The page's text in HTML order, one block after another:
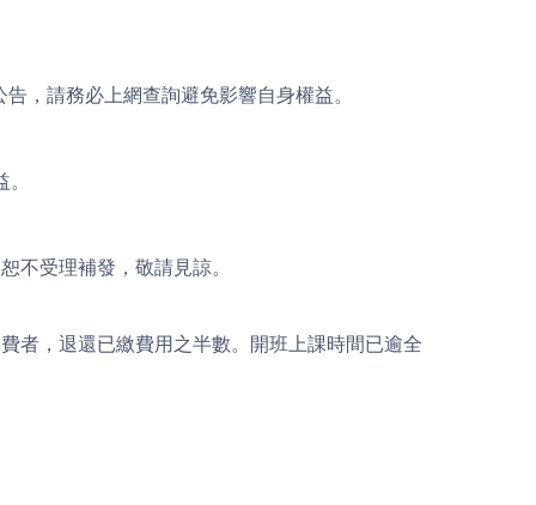
，請務必上網查詢避免影響自身權益。
不受理補發，敬請見諒。
者，退還已繳費用之半數。開班上課時間已逾全